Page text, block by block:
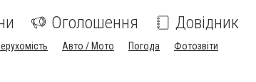
Оголошення Довідник
Авто / Мото Погода Фотозвіти